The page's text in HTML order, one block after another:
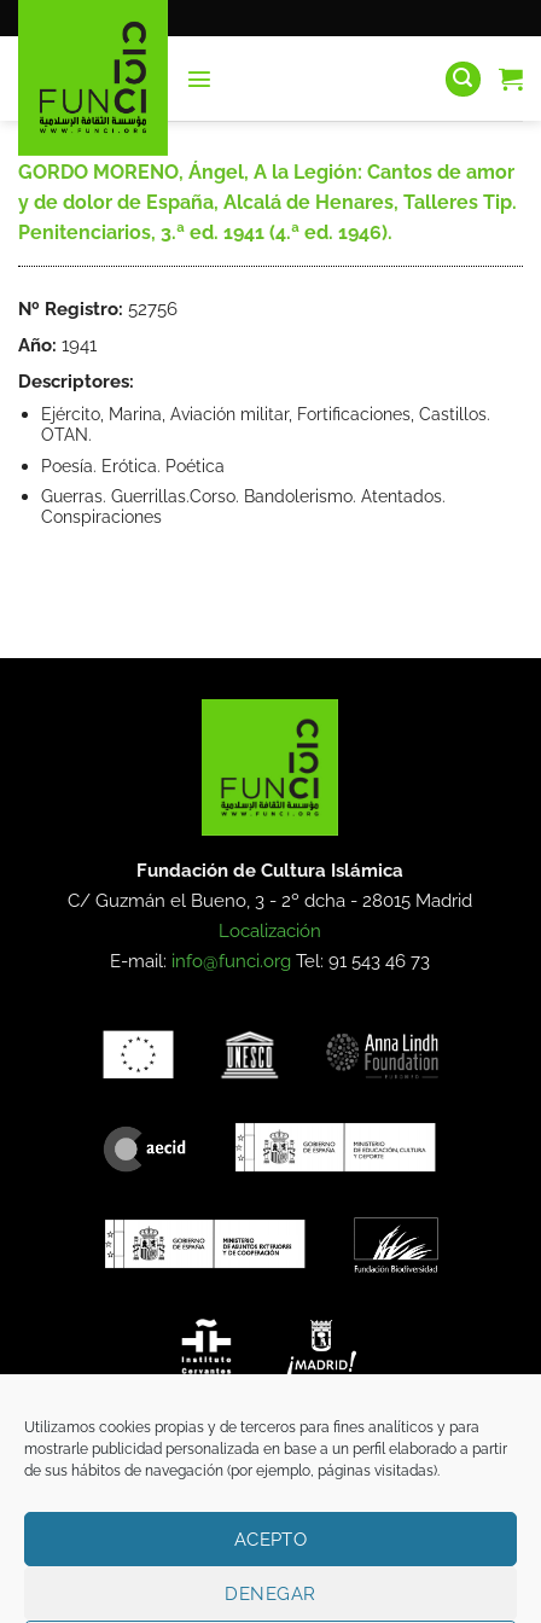
Utilizamos cookies propias y de terceros para fines analíticos y para
mostrarle publicidad personalizada en base a un perfil elaborado a partir
de sus hábitos de navegación (por ejemplo, páginas visitadas).
ACEPTO
DENEGAR
al
GORDO MORENO, Ángel, A la Legión: Cantos de amor
y de dolor de España, Alcalá de Henares, Talleres Tip.
Penitenciarios, 3.ª ed. 1941 (4.ª ed. 1946).
Nº Registro: 52756
Año: 1941
Descriptores:
Ejército, Marina, Aviación militar, Fortificaciones, Castillos.
OTAN.
Poesía. Erótica. Poética
Guerras. Guerrillas.Corso. Bandolerismo. Atentados.
Conspiraciones
Fundación de Cultura Islámica
C/ Guzmán el Bueno, 3 - 2º dcha -28015 Madrid
Localización
E-mail: info@funci.org Tel: 91 543 46 73
TÉRMINOS Y CONDICIONES